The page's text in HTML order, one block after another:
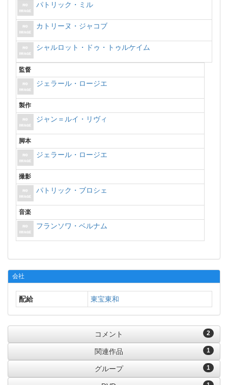
パトリック・ミル
カトリーヌ・ジャコブ
シャルロット・ドゥ・トゥルケイム
監督
ジェラール・ロージエ
製作
ジャン＝ルイ・リヴィ
脚本
ジェラール・ロージエ
撮影
パトリック・ブロシェ
音楽
フランソワ・ベルナム
会社
配給 東宝東和
2
コメント
1
関連作品
1
グループ